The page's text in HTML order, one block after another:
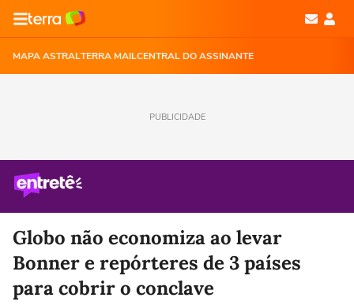
MAPA ASTRALTERRA MAILCENTRAL DO ASSINANTE
PUBLICIDADE
Globo não economiza ao levar
Bonner e repórteres de 3 países
para cobrir o conclave